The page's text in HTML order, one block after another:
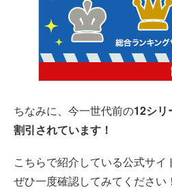
ちなみに、今一世代前の12シリ
割引されています！
こちらで紹介している公式サイ
ぜひ一度確認してみてください！